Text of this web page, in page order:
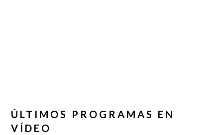
ÚLTIMOS PROGRAMAS EN
VÍDEO